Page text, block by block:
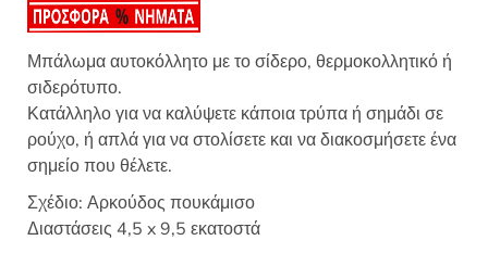
Μπάλωμα αυτοκόλλητο με το σίδερο, θερμοκολλητικό ή
σιδερότυπο.
Κατάλληλο για να καλύψετε κάποια τρύπα ή σημάδι σε
ρούχο, ή απλά για να στολίσετε και να διακοσμήσετε ένα
σημείο που θέλετε.
Σχέδιο: Αρκούδος πουκάμισο
Διαστάσεις 4,5 x 9,5 εκατοστά